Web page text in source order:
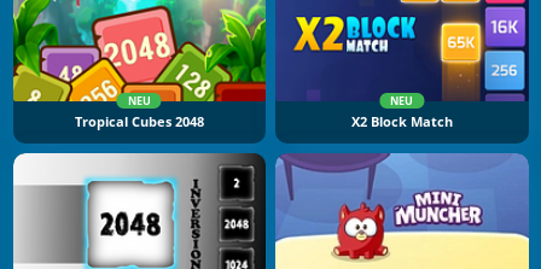
NEU
Tropical Cubes 2048
NEU
X2 Block Match